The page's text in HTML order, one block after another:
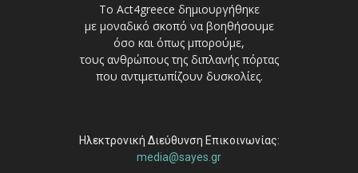
Το Act4greece δημιουργήθηκε
με μοναδικό σκοπό να βοηθήσουμε
όσο και όπως μπορούμε,
τους ανθρώπους της διπλανής πόρτας
που αντιμετωπίζουν δυσκολίες.
Ηλεκτρονική Διεύθυνση Επικοινωνίας:
media@sayes.gr